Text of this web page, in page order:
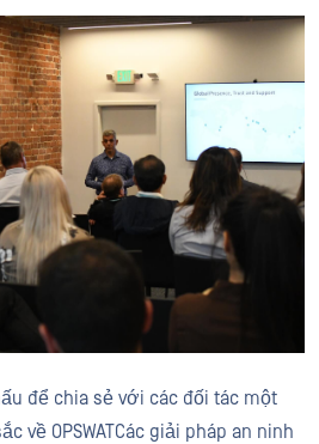
để chia sẻ với các đối tác một
về OPSWATCác giải pháp an ninh